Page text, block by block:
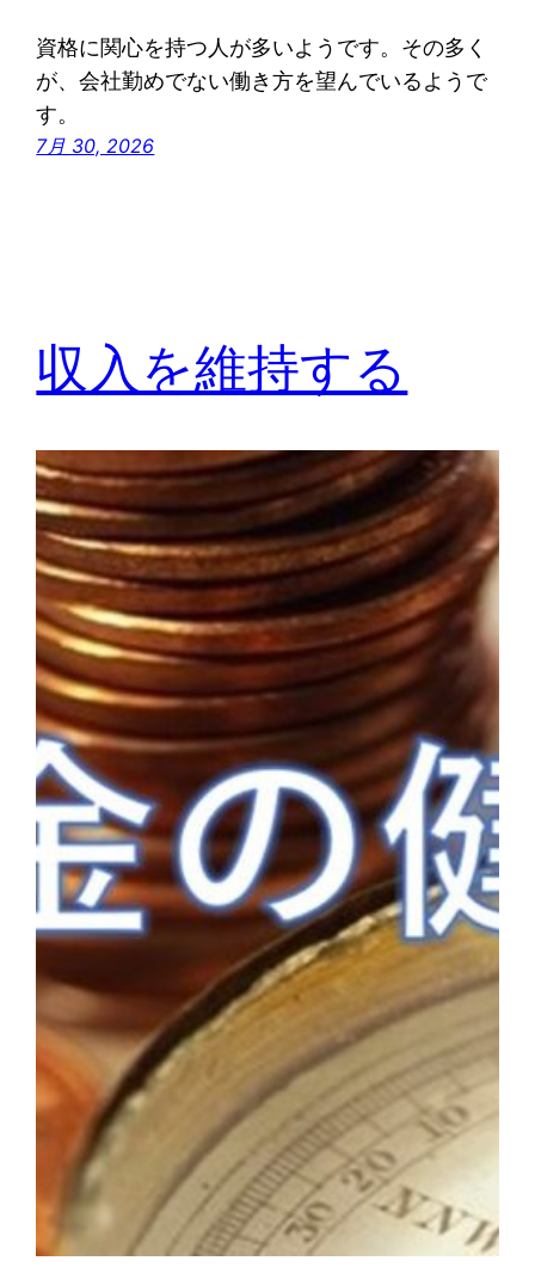
資格に関心を持つ人が多いようです。その多く
が、会社勤めでない働き方を望んでいるようで
す。
7月 30, 2026
収入を維持する